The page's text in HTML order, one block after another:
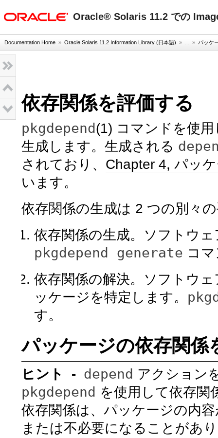
Oracle® Solaris 11.2 での
Documentation Home » Oracle Solaris 11.2 Information Library (日本語) » ... » パッケ
依存関係を評価する
pkgdepend(1) コマンドを使
生成します。生成される
されており、 Chapter 4, パッ
います。
依存関係の生成は 2 つの別々
依存関係の生成。ソフトウ
pkgdepend generate コ
依存関係の解決。ソフトウ
ッケージを特定します。
す。
パッケージの依存関係
ヒント - depend アクション
pkgdepend を使用して依存関
依存関係は、パッケージの内
または不必要になることがあ